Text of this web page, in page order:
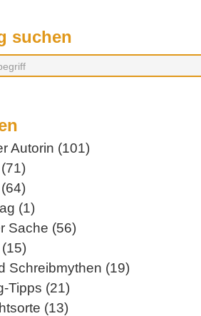
suchen
Autorin (101)
(1)
Sache (56)
Schreibmythen (19)
Tipps (21)
(13)